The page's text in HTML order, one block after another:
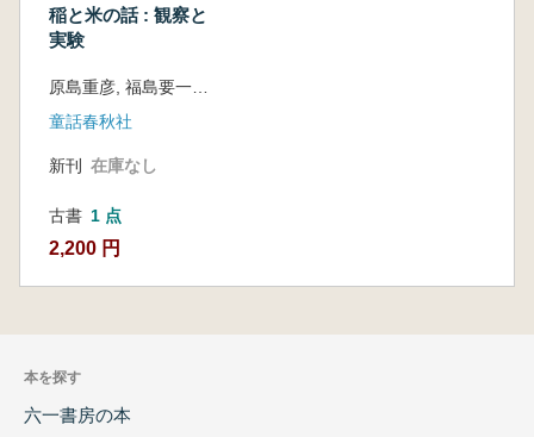
稲と米の話 : 観察と
実験
原島重彦, 福島要一共著
童話春秋社
新刊 在庫なし
古書 1 点
2,200 円
本を探す
六一書房の本